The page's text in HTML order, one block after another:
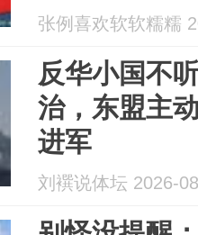
张例喜欢软软糯糯
反华小国不
治，东盟主
进军
刘襈说体坛 2026-